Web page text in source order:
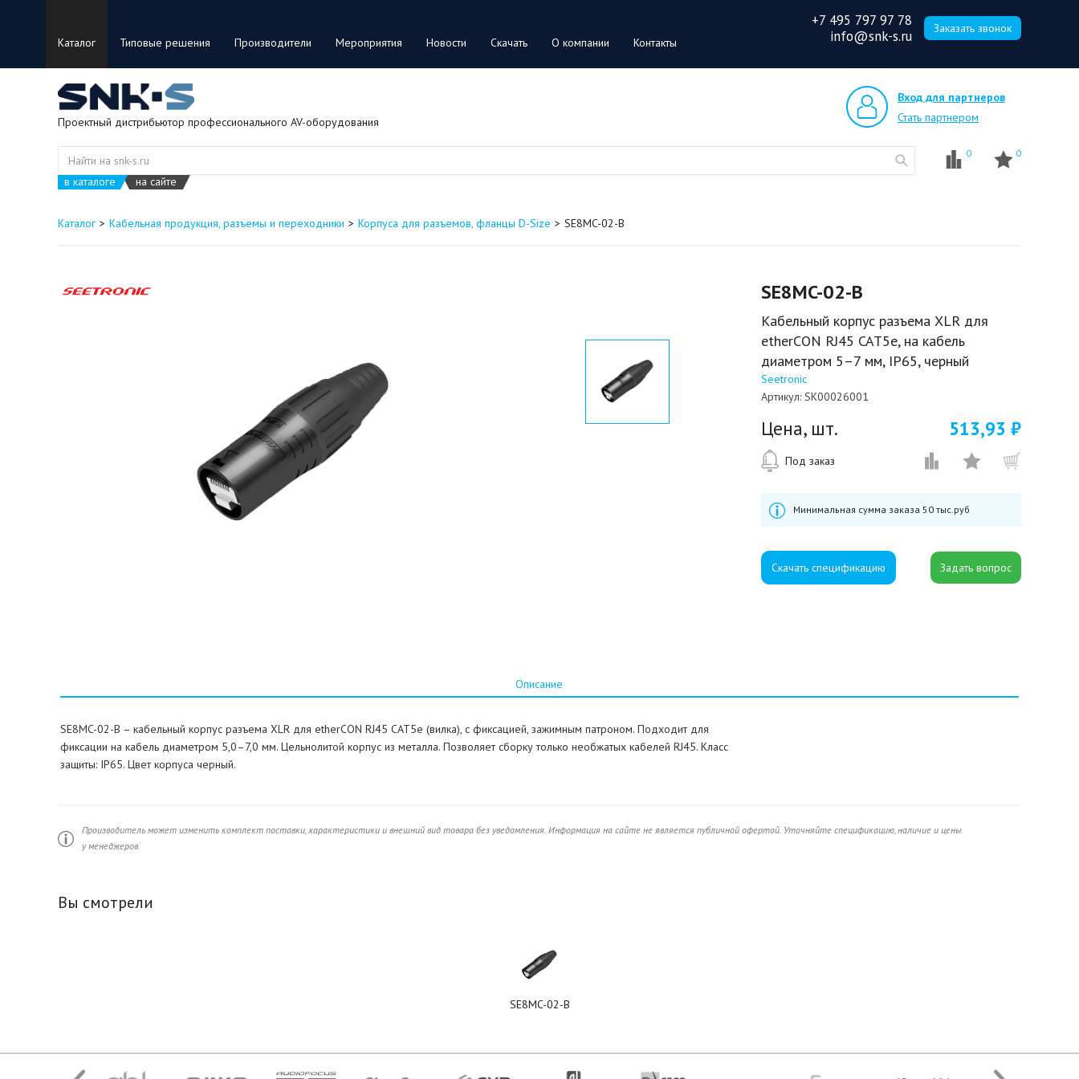
Каталог Типовые решения Производители Мероприятия Новости Скачать О компании Контакты
+7 495 797 97 78
info@snk-s.ru
Заказать звонок
Проектный дистрибьютор профессионального AV-оборудования
Вход для партнеров
Стать партнером
в каталоге на сайте
0 0
Каталог Кабельная продукция, разъемы и переходники Корпуса для разъемов, фланцы D-Size SE8MC-02-B
SE8MC-02-B
Кабельный корпус разъема XLR для
etherCON RJ45 CAT5e, на кабель
диаметром 5–7 мм, IP65, черный
Seetronic
Артикул: SK00026001
Цена, шт. 513,93 ₽
Под заказ
Минимальная сумма заказа 50 тыс.руб
Скачать спецификацию
Описание
SE8MC-02-B – кабельный корпус разъема XLR для etherCON RJ45 CAT5e (вилка), с фиксацией, зажимным патроном. Подходит для
фиксации на кабель диаметром 5,0–7,0 мм. Цельнолитой корпус из металла. Позволяет сборку только необжатых кабелей RJ45. Класс
защиты: IP65. Цвет корпуса черный.
Производитель может изменить комплект поставки, характеристики и внешний вид товара без уведомления. Информация на сайте не является публичной офертой. Уточняйте спецификацию, наличие и цены
у менеджеров.
Вы смотрели
SE8MC-02-B